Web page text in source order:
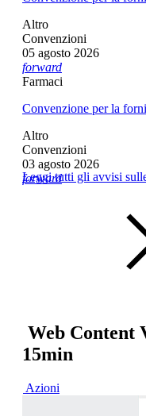
Altro
Convenzioni
05 agosto 2026
forward
Farmaci
Convenzione per la
Altro
Convenzioni
03 agosto 2026
forward
Leggi tutti gli avvisi
Web Content
15min
Azioni